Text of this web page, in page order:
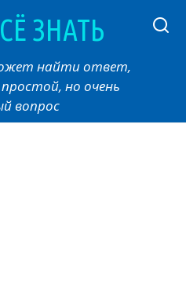
ЗНАТЬ
найти ответ,
но очень
вопрос